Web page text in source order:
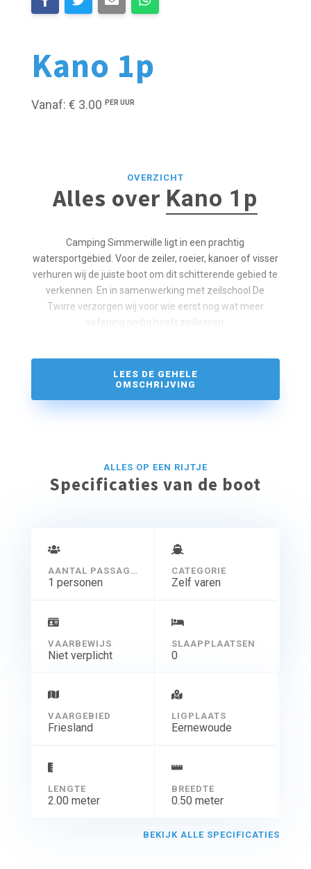
Kano 1p
Vanaf: € 3.00 PER UUR
OVERZICHT
Alles over Kano 1p
Camping Simmerwille ligt in een prachtig
watersportgebied. Voor de zeiler, roeier, kanoer of visser
verhuren wij de juiste boot om dit schitterende gebied te
verkennen. En in samenwerking met zeilschool De
Twirre verzorgen wij voor wie eerst nog wat meer
oefening nodig heeft zeillessen.
LEES DE GEHELE
OMSCHRIJVING
ALLES OP EEN RIJTJE
Specificaties van de boot
AANTAL PASSAGIERS
1 personen
CATEGORIE
Zelf varen
VAARBEWIJS
Niet verplicht
SLAAPPLAATSEN
0
VAARGEBIED
Friesland
LIGPLAATS
Eernewoude
LENGTE
2.00 meter
BREEDTE
0.50 meter
BEKIJK ALLE SPECIFICATIES